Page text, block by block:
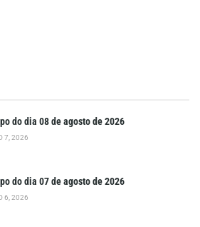
do dia 08 de agosto de 2026
7, 2026
do dia 07 de agosto de 2026
6, 2026